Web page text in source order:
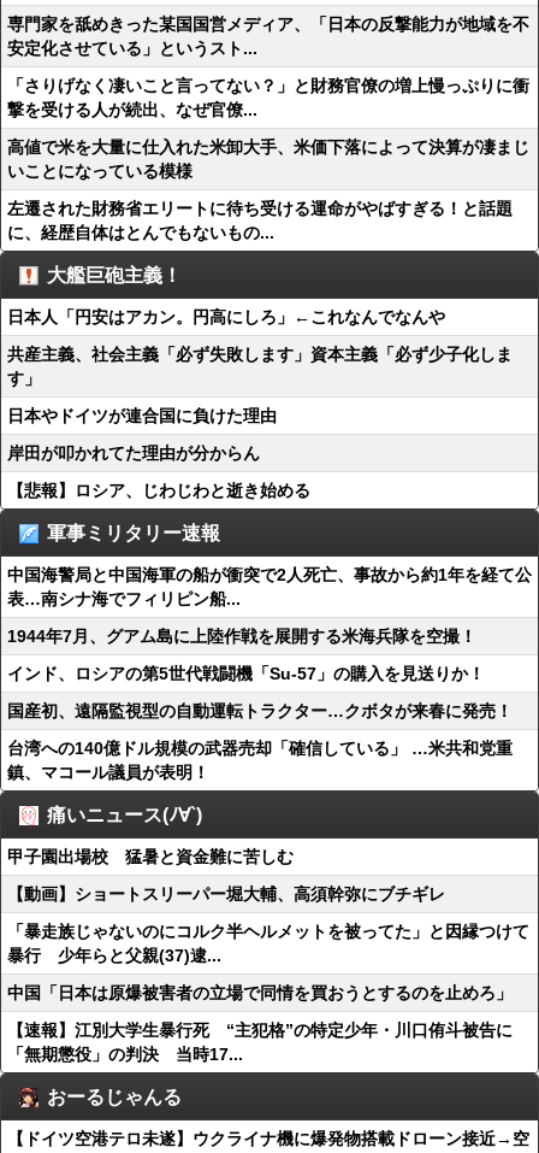
専門家を舐めきった某国国営メディア、「日本の反撃能力が地域を不
安定化させている」というスト...
「さりげなく凄いこと言ってない？」と財務官僚の増上慢っぷりに衝
撃を受ける人が続出、なぜ官僚...
高値で米を大量に仕入れた米卸大手、米価下落によって決算が凄まじ
いことになっている模様
左遷された財務省エリートに待ち受ける運命がやばすぎる！と話題
に、経歴自体はとんでもないもの...
大艦巨砲主義！
日本人「円安はアカン。円高にしろ」←これなんでなんや
共産主義、社会主義「必ず失敗します」資本主義「必ず少子化しま
す」
日本やドイツが連合国に負けた理由
岸田が叩かれてた理由が分からん
【悲報】ロシア、じわじわと逝き始める
軍事ミリタリー速報
中国海警局と中国海軍の船が衝突で2人死亡、事故から約1年を経て公
表…南シナ海でフィリピン船...
1944年7月、グアム島に上陸作戦を展開する米海兵隊を空撮！
インド、ロシアの第5世代戦闘機「Su-57」の購入を見送りか！
国産初、遠隔監視型の自動運転トラクター…クボタが来春に発売！
台湾への140億ドル規模の武器売却「確信している」 …米共和党重
鎮、マコール議員が表明！
痛いニュース(ﾉ∀`)
甲子園出場校 猛暑と資金難に苦しむ
【動画】ショートスリーパー堀大輔、高須幹弥にブチギレ
「暴走族じゃないのにコルク半ヘルメットを被ってた」と因縁つけて
暴行 少年らと父親(37)逮...
中国「日本は原爆被害者の立場で同情を買おうとするのを止めろ」
【速報】江別大学生暴行死 “主犯格”の特定少年・川口侑斗被告に
「無期懲役」の判決 当時17...
おーるじゃんる
【ドイツ空港テロ未遂】ウクライナ機に爆発物搭載ドローン接近→空